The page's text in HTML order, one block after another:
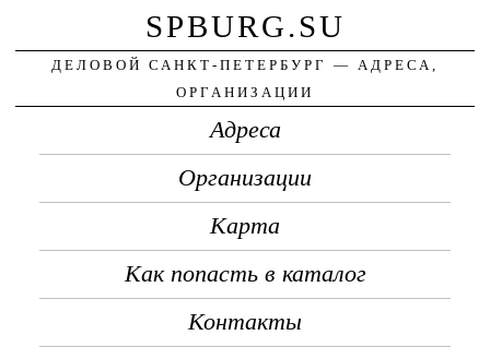
SPBURG.SU
ДЕЛОВОЙ САНКТ-ПЕТЕРБУРГ — АДРЕСА,
ОРГАНИЗАЦИИ
Адреса
Организации
Карта
Как попасть в каталог
Контакты